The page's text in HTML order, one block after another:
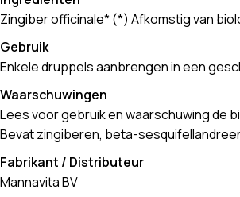
Zingiber officinale* (*) Afkomstig van
Gebruik
Enkele druppels aanbrengen in een
Waarschuwingen
Lees voor gebruik en waarschuwing de
Bevat zingiberen, beta-
Fabrikant / Distributeur
Mannavita BV